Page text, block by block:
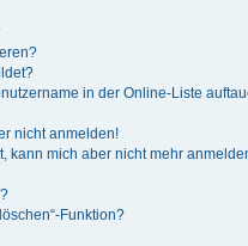
in der Online-Liste
nicht anmelden!
kann mich aber nicht mehr
Funktion?